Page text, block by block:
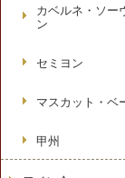
カベルネ・ソー
ン
セミヨン
マスカット・ベ
甲州